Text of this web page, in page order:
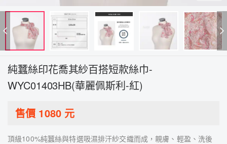
純蠶絲印花喬其紗百搭短款絲巾-
WYC01403HB(華麗佩斯利-紅)
售價 1080元
頂級100%純蠶絲與特選吸濕排汗紗交織而成，親膚、輕盈、洗後